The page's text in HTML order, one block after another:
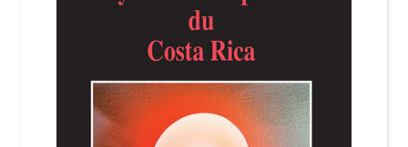
Nous Contacter